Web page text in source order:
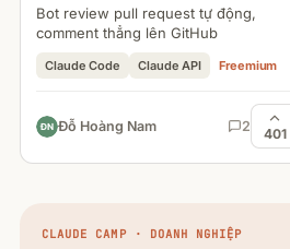
Bot review pull request tự động,
comment thẳng lên GitHub
Claude Code Claude API Freemium
Đỗ Hoàng Nam 2 401
CLAUDE CAMP · DOANH NGHIỆP